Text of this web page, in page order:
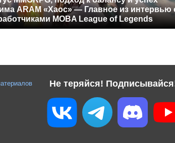
ARAM «Хаос» — Главное из интервью
MOBA League of Legends
Не теряйся!